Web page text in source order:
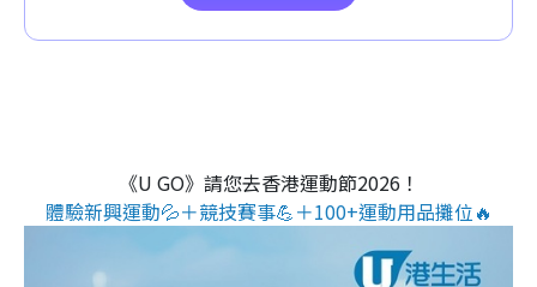
《U GO》請您去香港運動節2026！
體驗新興運動💦＋競技賽事💪＋100+運動用品攤位🔥